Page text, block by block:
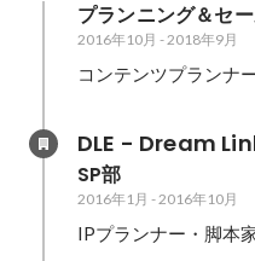
プランニング＆セ
2016年10月 -2018年9月
コンテンツプランナ
DLE - Dream
SP部
2016年1月 -2016年10月
IPプランナー・脚本